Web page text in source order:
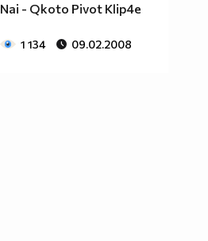
Nai - Qkoto Pivot Klip4e
1 134 09.02.2008